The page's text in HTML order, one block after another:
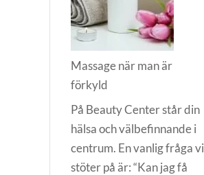
Massage när man är
förkyld
På Beauty Center står din
hälsa och välbefinnande i
centrum. En vanlig fråga vi
stöter på är: “Kan jag få